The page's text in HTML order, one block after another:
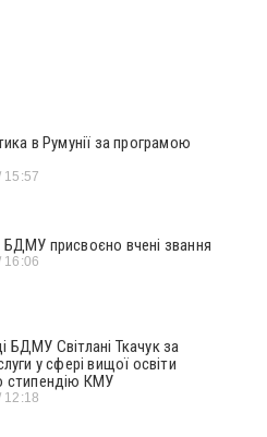
в Румунії за програмою
15:57
присвоєно вчені звання
16:06
БДМУ Світлані Ткачук за
у сфері вищої освіти
стипендію КМУ
12:18